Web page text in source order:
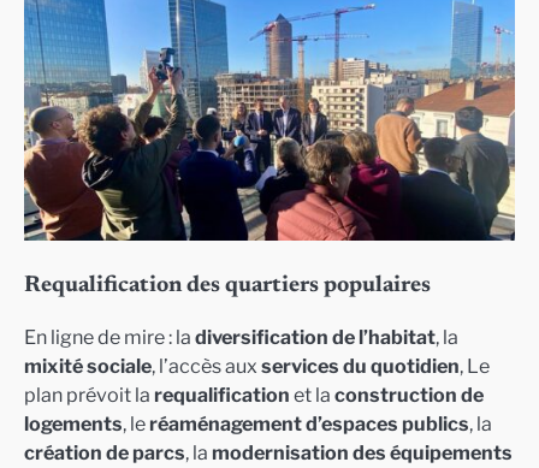
Requalification des quartiers populaires
En ligne de mire : la diversification de l’habitat, la
mixité sociale, l’accès aux services du quotidien, Le
plan prévoit la requalification et la construction de
logements, le réaménagement d’espaces publics, la
création de parcs, la modernisation des équipements